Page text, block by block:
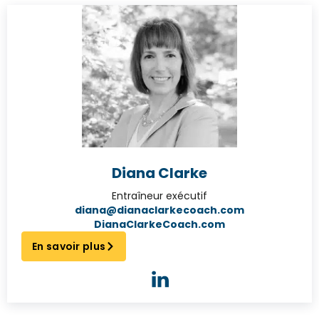
Diana Clarke
Entraîneur exécutif
diana@dianaclarkecoach.com
DianaClarkeCoach.com
En savoir plus